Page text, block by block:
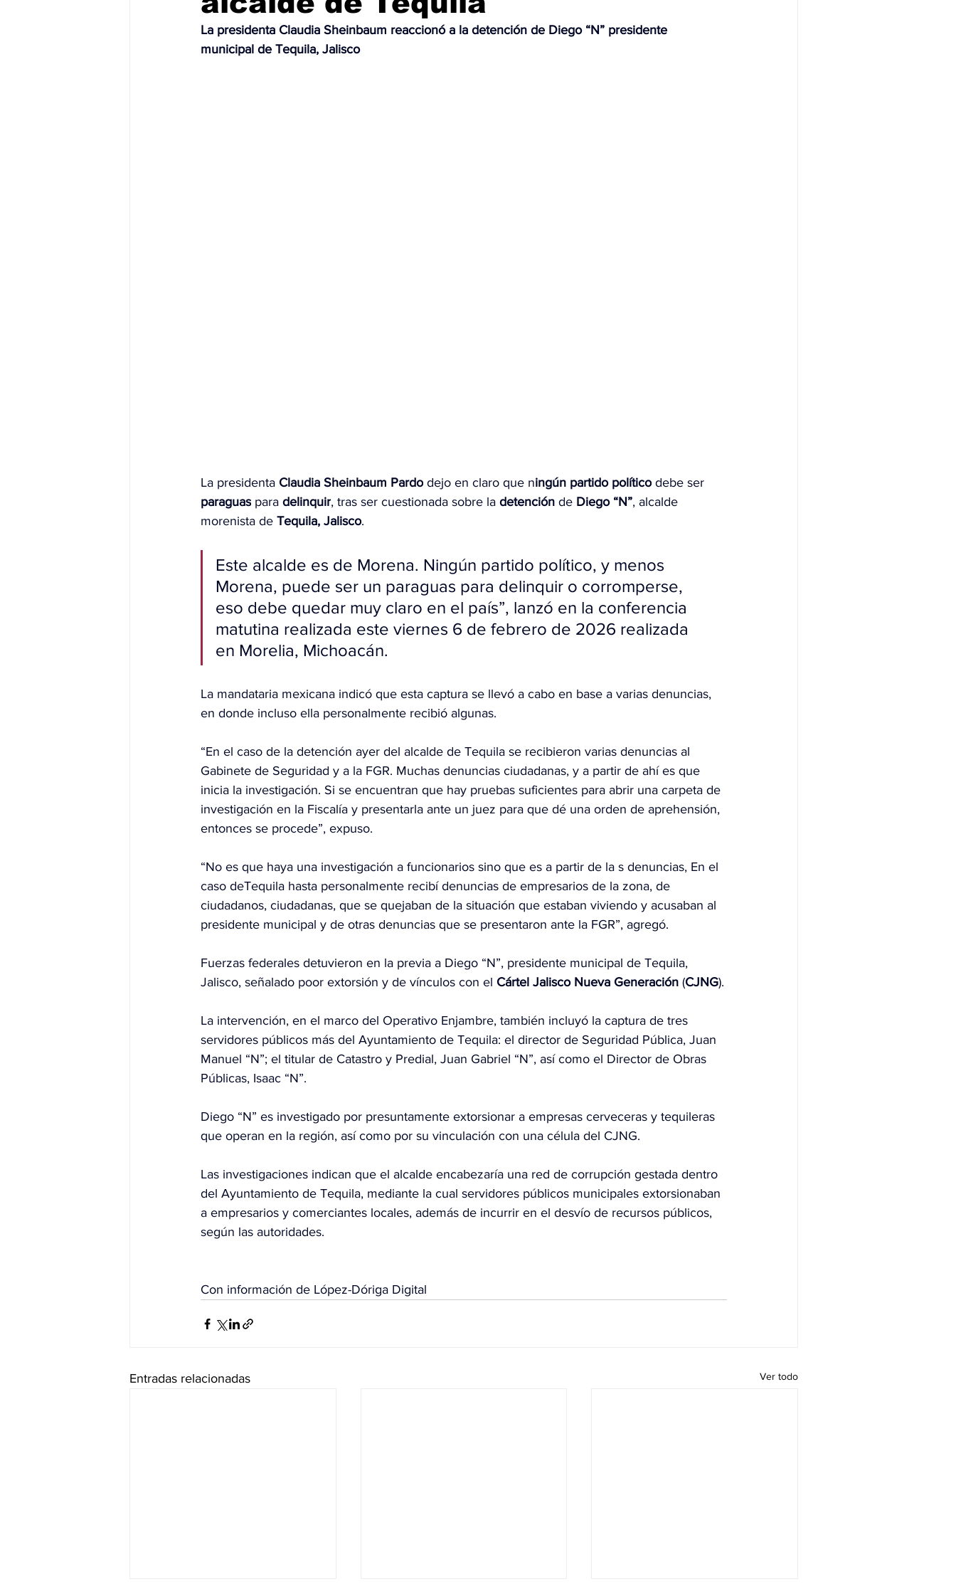
JALISCO-PABLO LEMUS EDOMEX23-POLÍTICA
La presidenta Claudia Sheinbaum reaccionó a la detención de Diego “N” presidente
municipal de Tequila, Jalisco
La presidenta Claudia Sheinbaum Pardo dejo en claro que ningún partido político debe ser
paraguas para delinquir, tras ser cuestionada sobre la detención de Diego “N”, alcalde
morenista de Tequila, Jalisco.
Este alcalde es de Morena. Ningún partido político, y menos
Morena, puede ser un paraguas para delinquir o corromperse,
eso debe quedar muy claro en el país”, lanzó en la conferencia
matutina realizada este viernes 6 de febrero de 2026 realizada
en Morelia, Michoacán.
La mandataria mexicana indicó que esta captura se llevó a cabo en base a varias denuncias,
en donde incluso ella personalmente recibió algunas.
“En el caso de la detención ayer del alcalde de Tequila se recibieron varias denuncias al
Gabinete de Seguridad y a la FGR. Muchas denuncias ciudadanas, y a partir de ahí es que
inicia la investigación. Si se encuentran que hay pruebas suficientes para abrir una carpeta de
investigación en la Fiscalía y presentarla ante un juez para que dé una orden de aprehensión,
entonces se procede”, expuso.
“No es que haya una investigación a funcionarios sino que es a partir de la s denuncias, En el
caso deTequila hasta personalmente recibí denuncias de empresarios de la zona, de
ciudadanos, ciudadanas, que se quejaban de la situación que estaban viviendo y acusaban al
presidente municipal y de otras denuncias que se presentaron ante la FGR”, agregó.
Fuerzas federales detuvieron en la previa a Diego “N”, presidente municipal de Tequila,
Jalisco, señalado poor extorsión y de vínculos con el Cártel Jalisco Nueva Generación (CJNG).
La intervención, en el marco del Operativo Enjambre, también incluyó la captura de tres
servidores públicos más del Ayuntamiento de Tequila: el director de Seguridad Pública, Juan
Manuel “N”; el titular de Catastro y Predial, Juan Gabriel “N”, así como el Director de Obras
Públicas, Isaac “N”.
Diego “N” es investigado por presuntamente extorsionar a empresas cerveceras y tequileras
que operan en la región, así como por su vinculación con una célula del CJNG.
Las investigaciones indican que el alcalde encabezaría una red de corrupción gestada dentro
del Ayuntamiento de Tequila, mediante la cual servidores públicos municipales extorsionaban
a empresarios y comerciantes locales, además de incurrir en el desvío de recursos públicos,
según las autoridades.
Con información de López-Dóriga Digital
Entradas relacionadas Ver todo